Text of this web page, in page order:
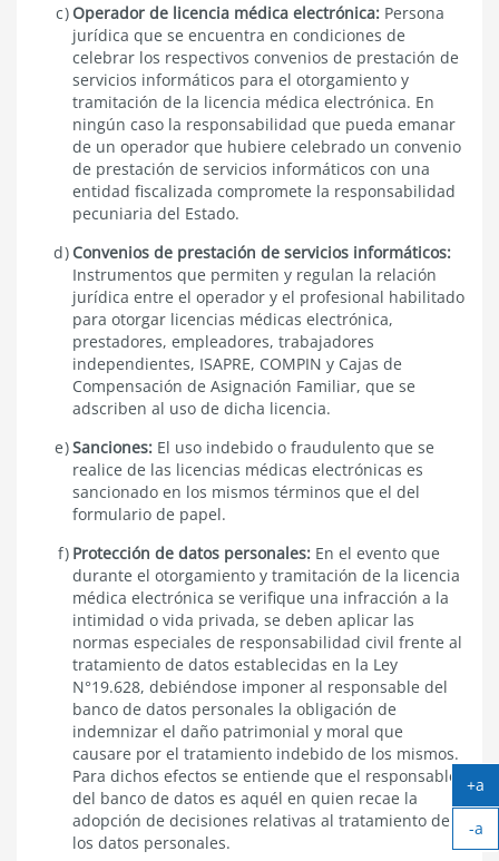
Operador de licencia médica electrónica: Persona
jurídica que se encuentra en condiciones de
celebrar los respectivos convenios de prestación de
servicios informáticos para el otorgamiento y
tramitación de la licencia médica electrónica. En
ningún caso la responsabilidad que pueda emanar
de un operador que hubiere celebrado un convenio
de prestación de servicios informáticos con una
entidad fiscalizada compromete la responsabilidad
pecuniaria del Estado.
Convenios de prestación de servicios informáticos:
Instrumentos que permiten y regulan la relación
jurídica entre el operador y el profesional habilitado
para otorgar licencias médicas electrónica,
prestadores, empleadores, trabajadores
independientes, ISAPRE, COMPIN y Cajas de
Compensación de Asignación Familiar, que se
adscriben al uso de dicha licencia.
Sanciones: El uso indebido o fraudulento que se
realice de las licencias médicas electrónicas es
sancionado en los mismos términos que el del
formulario de papel.
Protección de datos personales: En el evento que
durante el otorgamiento y tramitación de la licencia
médica electrónica se verifique una infracción a la
intimidad o vida privada, se deben aplicar las
normas especiales de responsabilidad civil frente al
tratamiento de datos establecidas en la Ley
N°19.628, debiéndose imponer al responsable del
banco de datos personales la obligación de
indemnizar el daño patrimonial y moral que
causare por el tratamiento indebido de los mismos.
Para dichos efectos se entiende que el responsable
del banco de datos es aquél en quien recae la
adopción de decisiones relativas al tratamiento de
los datos personales.
+a
-a